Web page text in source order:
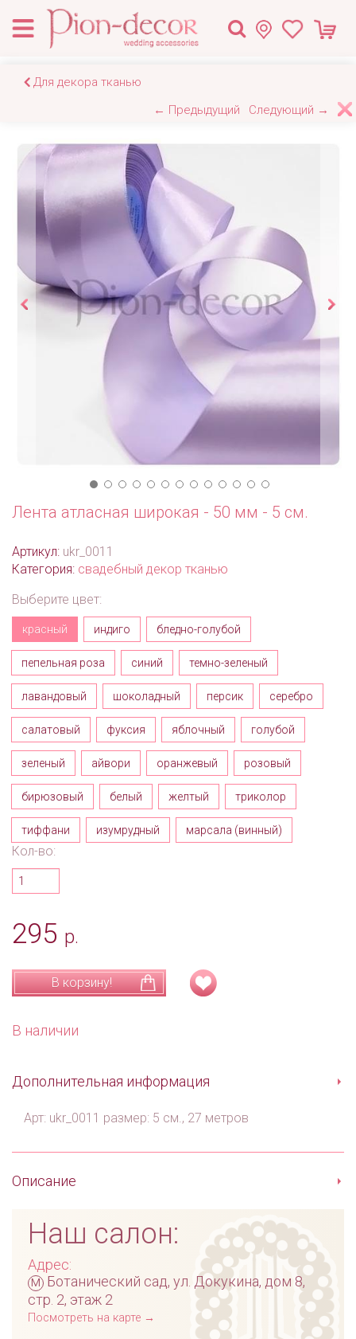
Для декора тканью
← Предыдущий
Следующий →
Лента атласная широкая - 50 мм - 5 см.
Артикул: ukr_0011
Категория: свадебный декор тканью
Выберите цвет:
красный индиго бледно-голубой
пепельная роза синий темно-зеленый
лавандовый шоколадный персик серебро
салатовый фуксия яблочный голубой
зеленый айвори оранжевый розовый
бирюзовый белый желтый триколор
тиффани изумрудный марсала (винный)
Кол-во:
295 р.
В корзину!
В наличии
Дополнительная информация
Арт: ukr_0011 размер: 5 см., 27 метров
Описание
Наш салон:
Адрес:
м Ботанический сад, ул. Докукина, дом 8,
стр. 2, этаж 2
Посмотреть на карте →